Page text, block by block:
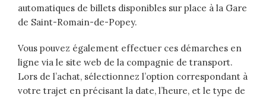
automatiques de billets disponibles sur place à la Gare
de Saint-Romain-de-Popey.
Vous pouvez également effectuer ces démarches en
ligne via le site web de la compagnie de transport.
Lors de l’achat, sélectionnez l’option correspondant à
votre trajet en précisant la date, l’heure, et le type de